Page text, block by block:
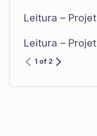
Leitura –
Leitura –
1 of 2